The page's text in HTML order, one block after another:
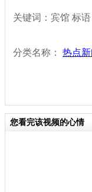
关键词：宾馆 标
分类名称： 热点新
您看完该视频的心情